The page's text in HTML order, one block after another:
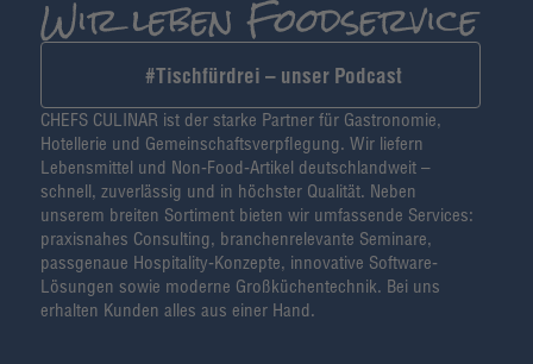
#Tischfürdrei – unser Podcast
CHEFS CULINAR ist der starke Partner für Gastronomie,
Hotellerie und Gemeinschaftsverpflegung. Wir liefern
Lebensmittel und Non-Food-Artikel deutschlandweit –
schnell, zuverlässig und in höchster Qualität. Neben
unserem breiten Sortiment bieten wir umfassende Services:
praxisnahes Consulting, branchenrelevante Seminare,
passgenaue Hospitality-Konzepte, innovative Software-
Lösungen sowie moderne Großküchentechnik. Bei uns
erhalten Kunden alles aus einer Hand.